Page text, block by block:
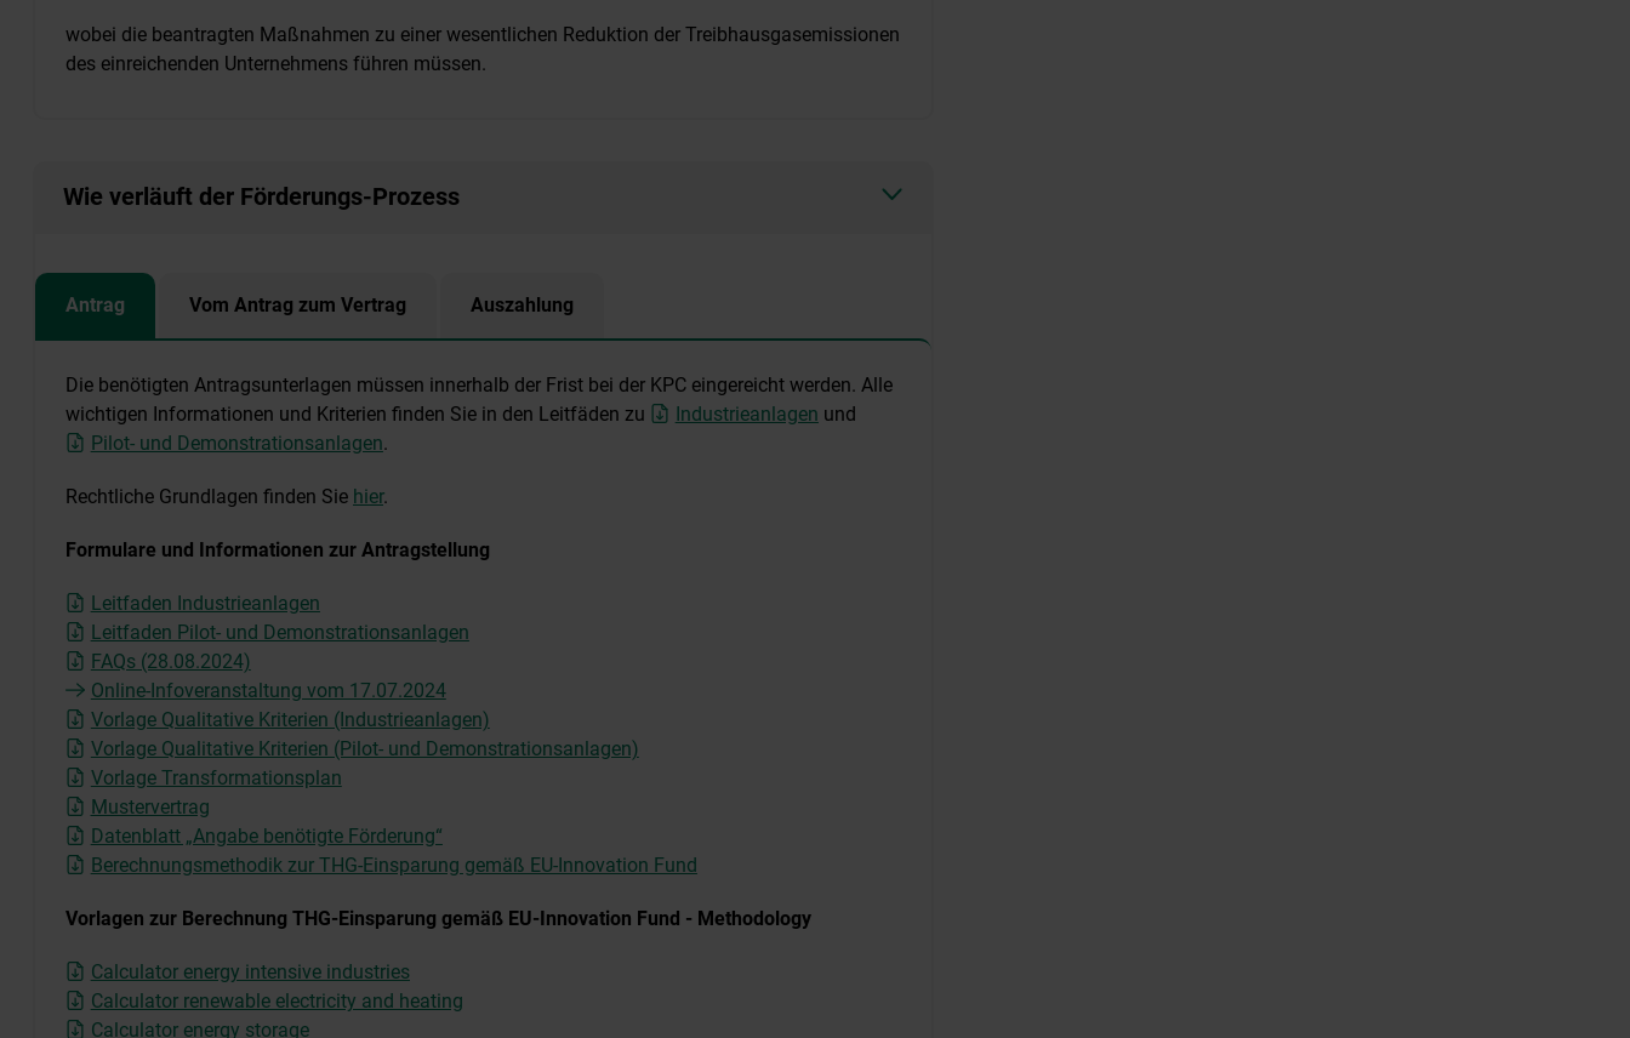
wobei die beantragten Maßnahmen zu einer wesentlichen Reduktion der Treibhausgasemissionen
des einreichenden Unternehmens führen müssen.
Wie verläuft der Förderungs-Prozess
Antrag Vom Antrag zum Vertrag Auszahlung
Die benötigten Antragsunterlagen müssen innerhalb der Frist bei der KPC eingereicht werden. Alle
wichtigen Informationen und Kriterien finden Sie in den Leitfäden zu
Industrieanlagen und
Pilot- und Demonstrationsanlagen.
Rechtliche Grundlagen finden Sie hier.
Formulare und Informationen zur Antragstellung
Leitfaden Industrieanlagen
Leitfaden Pilot- und Demonstrationsanlagen
FAQs (28.08.2024)
Online-Infoveranstaltung vom 17.07.2024
Vorlage Qualitative Kriterien (Industrieanlagen)
Vorlage Qualitative Kriterien (Pilot- und Demonstrationsanlagen)
Vorlage Transformationsplan
Mustervertrag
Datenblatt „Angabe benötigte Förderung“
Berechnungsmethodik zur THG-Einsparung gemäß EU-Innovation Fund
Vorlagen zur Berechnung THG-Einsparung gemäß EU-Innovation Fund - Methodology
Calculator energy intensive industries
Calculator renewable electricity and heating
Calculator energy storage